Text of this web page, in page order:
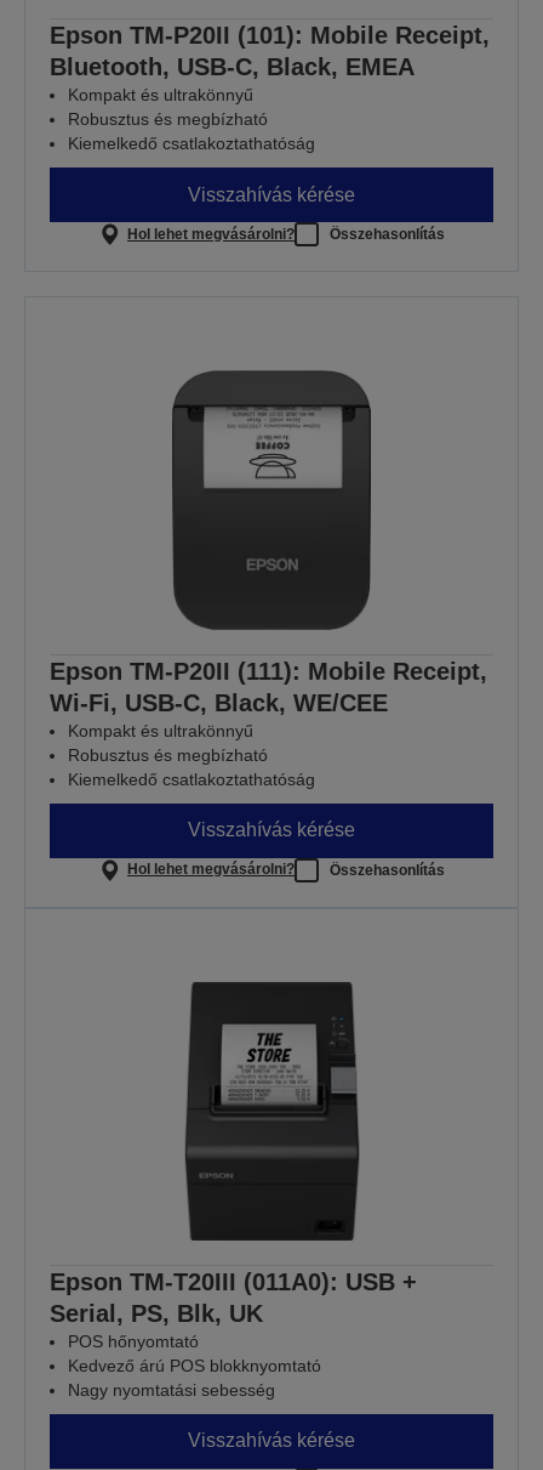
Epson TM-P20II (101): Mobile Receipt,
Bluetooth, USB-C, Black, EMEA
Kompakt és ultrakönnyű
Robusztus és megbízható
Kiemelkedő csatlakoztathatóság
Visszahívás kérése
Hol lehet megvásárolni? Összehasonlítás
Epson TM-P20II (111): Mobile Receipt,
Wi-Fi, USB-C, Black, WE/CEE
Kompakt és ultrakönnyű
Robusztus és megbízható
Kiemelkedő csatlakoztathatóság
Visszahívás kérése
Hol lehet megvásárolni? Összehasonlítás
Epson TM-T20III (011A0): USB +
Serial, PS, Blk, UK
POS hőnyomtató
Kedvező árú POS blokknyomtató
Nagy nyomtatási sebesség
Visszahívás kérése